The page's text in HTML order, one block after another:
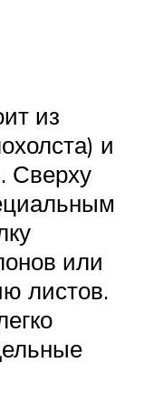
из
и
Сверху
или
листов.